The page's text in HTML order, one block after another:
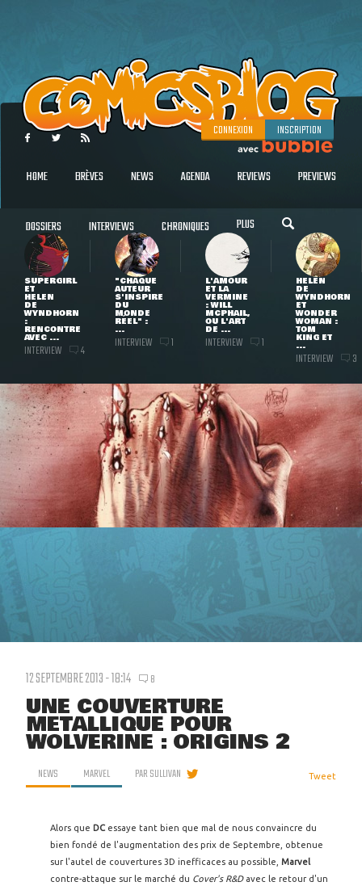
CONNEXION INSCRIPTION
HOME BRÈVES NEWS AGENDA REVIEWS PREVIEWS
DOSSIERS INTERVIEWS CHRONIQUES PLUS
SUPERGIRL
ET
HELEN
DE
WYNDHORN
:
RENCONTRE
AVEC ...
INTERVIEW 4
"CHAQUE
AUTEUR
S'INSPIRE
DU
MONDE
RÉEL" :
...
INTERVIEW 1
L'AMOUR
ET LA
VERMINE
: WILL
MCPHAIL,
OU L'ART
DE ...
INTERVIEW 1
HELEN
DE
WYNDHORN
ET
WONDER
WOMAN :
TOM
KING ET
...
INTERVIEW 3
12 SEPTEMBRE 2013 - 18:14 8
UNE COUVERTURE
MÉTALLIQUE POUR
WOLVERINE : ORIGINS 2
NEWS MARVEL PARSULLIVAN Tweet
Alors que DC essaye tant bien que mal de nous convaincre du
bien fondé de l'augmentation des prix de Septembre, obtenue
sur l'autel de couvertures 3D inefficaces au possible, Marvel
contre-attaque sur le marché du Cover's R&D avec le retour d'un